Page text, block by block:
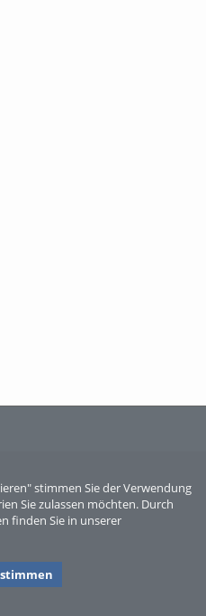
stimmen Sie der Verwendung
Sie zulassen möchten. Durch
finden Sie in unserer
Sperber